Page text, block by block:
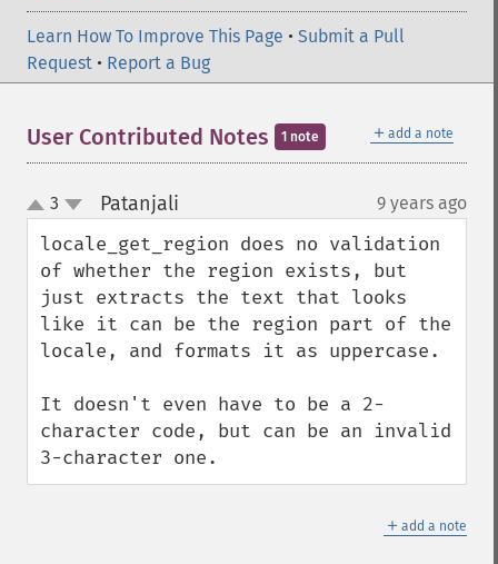
Learn How To Improve This Page • Submit a Pull
Request • Report a Bug
＋ add a note
User Contributed Notes 1 note
up
down
3 Patanjali 9 years ago
locale_get_region does no validation
of whether the region exists, but
just extracts the text that looks
like it can be the region part of the
locale, and formats it as uppercase.
It doesn't even have to be a 2-
character code, but can be an invalid
3-character one.
＋ add a note